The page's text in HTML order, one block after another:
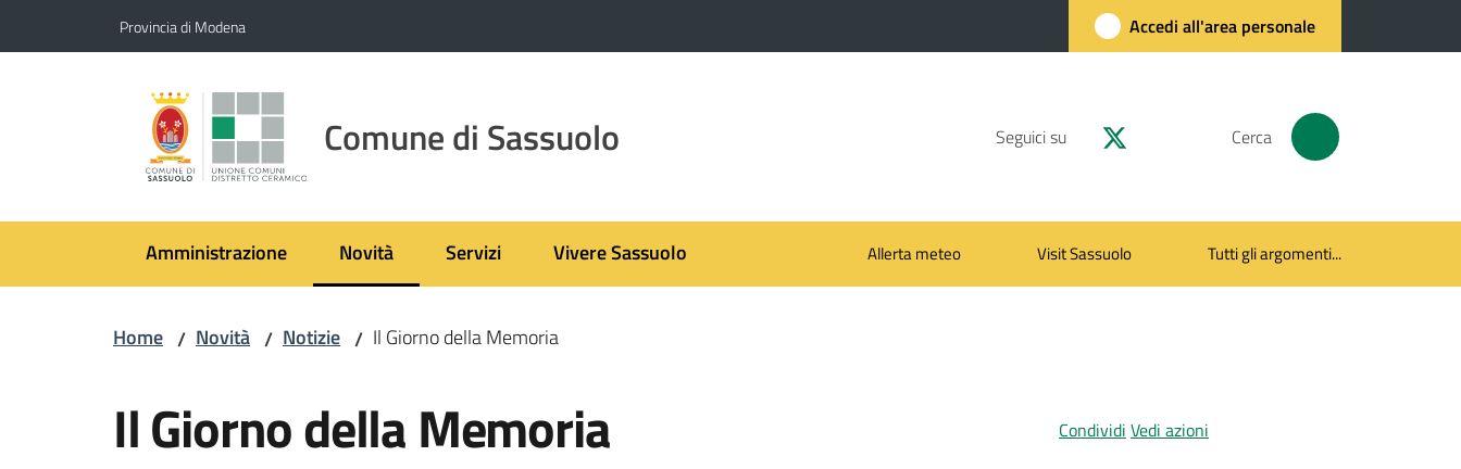
Provincia di Modena Accedi all'area personale
Comune di Sassuolo Seguici su Cerca
Amministrazione Novità
Menu selezionato
Servizi Vivere Sassuolo Allerta meteo Visit Sassuolo Tutti gli argomenti...
Home / Novità / Notizie / Il Giorno della Memoria
Il Giorno della Memoria Condividi Vedi azioni